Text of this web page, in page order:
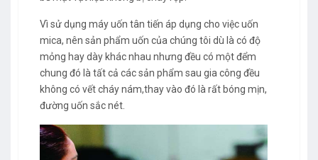
Vì sử dụng máy uốn tân tiến áp dụng cho việc uốn
mica, nên sản phẩm uốn của chúng tôi dù là có độ
mỏng hay dày khác nhau nhưng đều có một đểm
chung đó là tất cả các sản phẩm sau gia công đều
không có vết cháy nám,thay vào đó là rất bóng mịn,
đường uốn sắc nét.